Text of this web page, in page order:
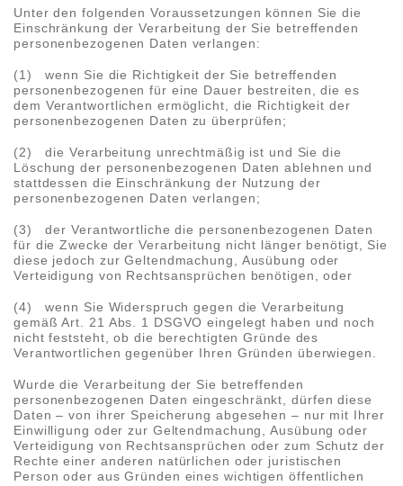
Unter den folgenden Voraussetzungen können Sie die
Einschränkung der Verarbeitung der Sie betreffenden
personenbezogenen Daten verlangen:
(1) wenn Sie die Richtigkeit der Sie betreffenden
personenbezogenen für eine Dauer bestreiten, die es
dem Verantwortlichen ermöglicht, die Richtigkeit der
personenbezogenen Daten zu überprüfen;
(2) die Verarbeitung unrechtmäßig ist und Sie die
Löschung der personenbezogenen Daten ablehnen und
stattdessen die Einschränkung der Nutzung der
personenbezogenen Daten verlangen;
(3) der Verantwortliche die personenbezogenen Daten
für die Zwecke der Verarbeitung nicht länger benötigt, Sie
diese jedoch zur Geltendmachung, Ausübung oder
Verteidigung von Rechtsansprüchen benötigen, oder
(4) wenn Sie Widerspruch gegen die Verarbeitung
gemäß Art. 21 Abs. 1 DSGVO eingelegt haben und noch
nicht feststeht, ob die berechtigten Gründe des
Verantwortlichen gegenüber Ihren Gründen überwiegen.
Wurde die Verarbeitung der Sie betreffenden
personenbezogenen Daten eingeschränkt, dürfen diese
Daten – von ihrer Speicherung abgesehen – nur mit Ihrer
Einwilligung oder zur Geltendmachung, Ausübung oder
Verteidigung von Rechtsansprüchen oder zum Schutz der
Rechte einer anderen natürlichen oder juristischen
Person oder aus Gründen eines wichtigen öffentlichen